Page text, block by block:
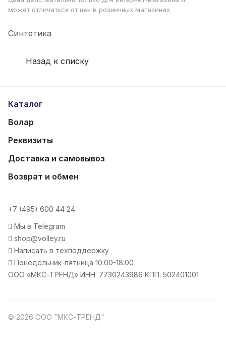
может отличаться от цен в розничных магазинах
Синтетика
Назад к списку
Каталог
Волар
Реквизиты
Доставка и самовывоз
Возврат и обмен
+7 (495) 600 44 24
Мы в Telegram
shop@volley.ru
Написать в техподдержку
Понедельник-пятница 10:00-18:00
ООО «МКС-ТРЕНД» ИНН: 7730243986 КПП: 502401001
© 2026 ООО "МКС-ТРЕНД"